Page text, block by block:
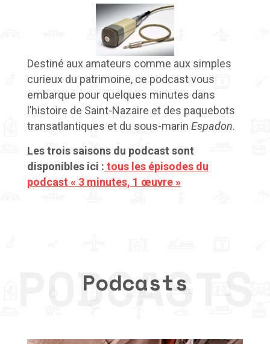
Destiné aux amateurs comme aux simples
curieux du patrimoine, ce podcast vous
embarque pour quelques minutes dans
l’histoire de Saint-Nazaire et des paquebots
transatlantiques et du sous-marin Espadon.
Les trois saisons du podcast sont
disponibles ici : tous les épisodes du
podcast « 3 minutes, 1 œuvre »
Podcasts